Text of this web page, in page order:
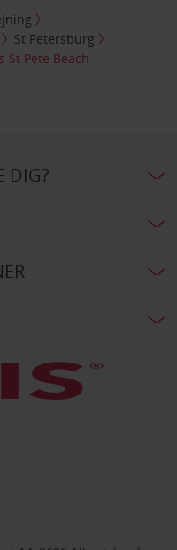
St Petersburg
St Pete Beach
DIG?